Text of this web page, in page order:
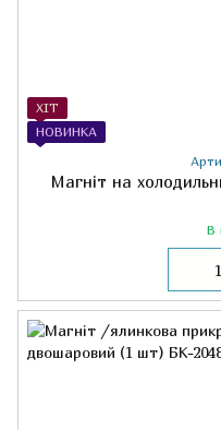
ХІТ
НОВИНКА
Магніт на
В